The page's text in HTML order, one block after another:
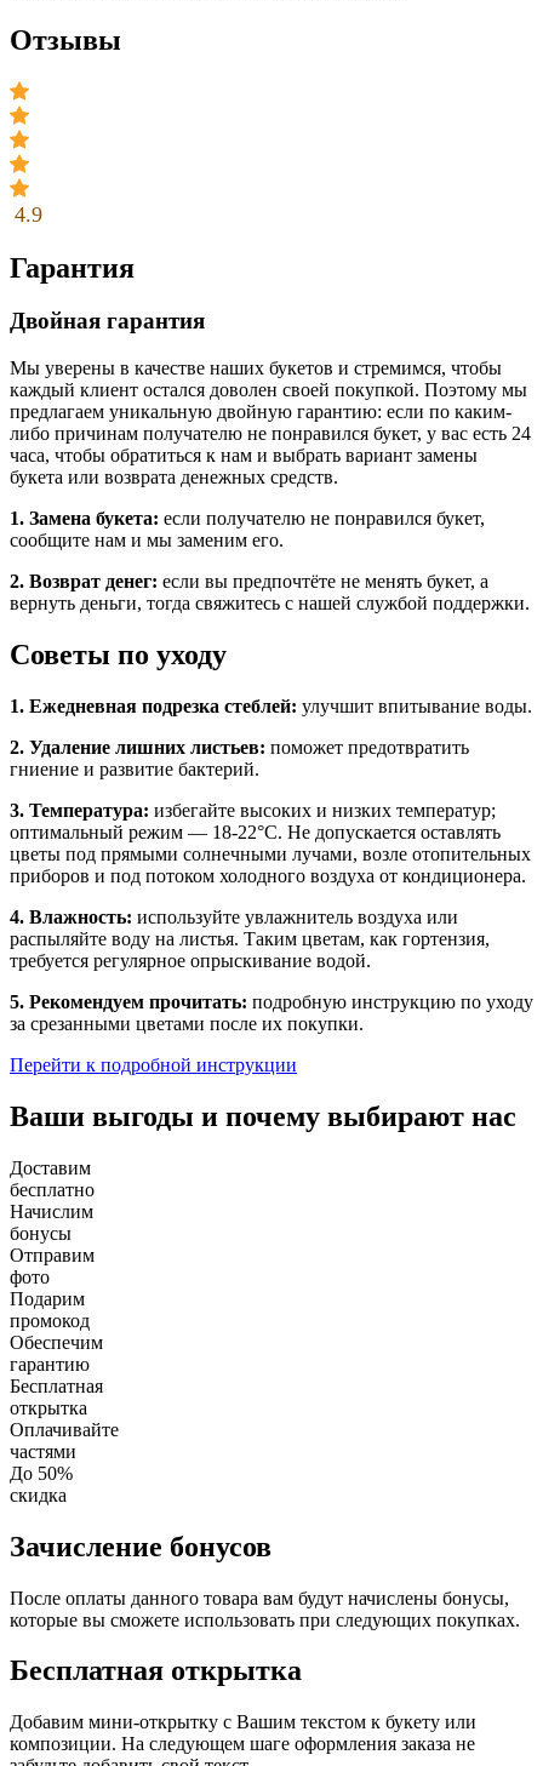
Отзывы
4.9
Гарантия
Двойная гарантия
Мы уверены в качестве наших букетов и стремимся, чтобы
каждый клиент остался доволен своей покупкой. Поэтому мы
предлагаем уникальную двойную гарантию: если по каким-
либо причинам получателю не понравился букет, у вас есть 24
часа, чтобы обратиться к нам и выбрать вариант замены
букета или возврата денежных средств.
1. Замена букета: если получателю не понравился букет,
сообщите нам и мы заменим его.
2. Возврат денег: если вы предпочтёте не менять букет, а
вернуть деньги, тогда свяжитесь с нашей службой поддержки.
Советы по уходу
1. Ежедневная подрезка стеблей: улучшит впитывание воды.
2. Удаление лишних листьев: поможет предотвратить
гниение и развитие бактерий.
3. Температура: избегайте высоких и низких температур;
оптимальный режим — 18-22°C. Не допускается оставлять
цветы под прямыми солнечными лучами, возле отопительных
приборов и под потоком холодного воздуха от кондиционера.
4. Влажность: используйте увлажнитель воздуха или
распыляйте воду на листья. Таким цветам, как гортензия,
требуется регулярное опрыскивание водой.
5. Рекомендуем прочитать: подробную инструкцию по уходу
за срезанными цветами после их покупки.
Перейти к подробной инструкции
Ваши выгоды и почему выбирают нас
Доставим
бесплатно
Начислим
бонусы
Отправим
фото
Подарим
промокод
Обеспечим
гарантию
Бесплатная
открытка
Оплачивайте
частями
До 50%
скидка
Зачисление бонусов
После оплаты данного товара вам будут начислены бонусы,
которые вы сможете использовать при следующих покупках.
Бесплатная открытка
Добавим мини-открытку с Вашим текстом к букету или
композиции. На следующем шаге оформления заказа не